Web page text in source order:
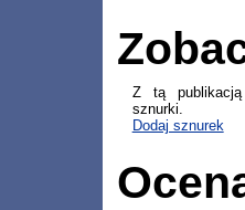
Z tą
sznurki.
Dodaj sznurek